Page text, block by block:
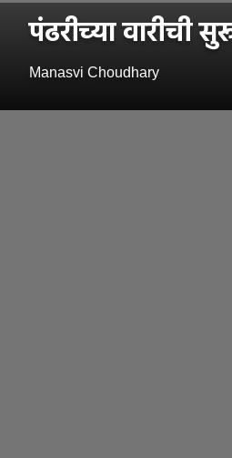
पंढरीच्या
Manasvi Choudhary